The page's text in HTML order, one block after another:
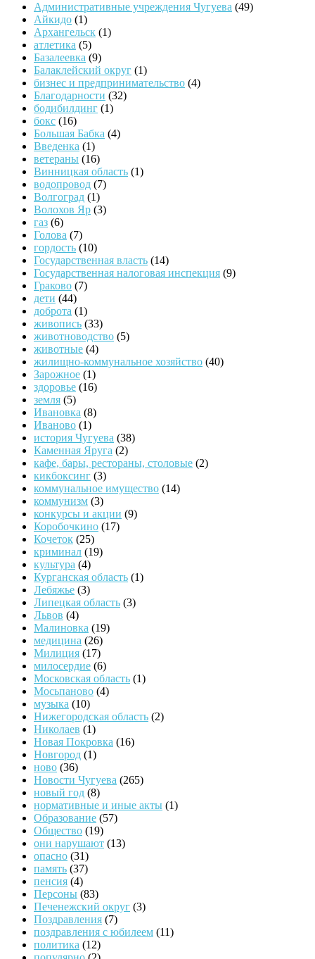
Административные учреждения Чугуева (49)
Айкидо (1)
Архангельск (1)
атлетика (5)
Базалеевка (9)
Балаклейский округ (1)
бизнес и предпринимательство (4)
Благодарности (32)
бодибилдинг (1)
бокс (16)
Большая Бабка (4)
Введенка (1)
ветераны (16)
Винницкая область (1)
водопровод (7)
Волгоград (1)
Волохов Яр (3)
газ (6)
Голова (7)
гордость (10)
Государственная власть (14)
Государственная налоговая инспекция (9)
Граково (7)
дети (44)
доброта (1)
живопись (33)
животноводство (5)
животные (4)
жилищно-коммунальное хозяйство (40)
Зарожное (1)
здоровье (16)
земля (5)
Ивановка (8)
Иваново (1)
история Чугуева (38)
Каменная Яруга (2)
кафе, бары, рестораны, столовые (2)
кикбоксинг (3)
коммунальное имущество (14)
коммунизм (3)
конкурсы и акции (9)
Коробочкино (17)
Кочеток (25)
криминал (19)
культура (4)
Курганская область (1)
Лебяжье (3)
Липецкая область (3)
Львов (4)
Малиновка (19)
медицина (26)
Милиция (17)
милосердие (6)
Московская область (1)
Мосьпаново (4)
музыка (10)
Нижегородская область (2)
Николаев (1)
Новая Покровка (16)
Новгород (1)
ново (36)
Новости Чугуева (265)
новый год (8)
нормативные и иные акты (1)
Образование (57)
Общество (19)
они нарушают (13)
опасно (31)
память (37)
пенсия (4)
Персоны (83)
Печенежский округ (3)
Поздравления (7)
поздравления с юбилеем (11)
политика (12)